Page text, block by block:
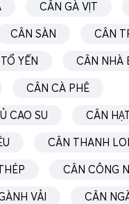
hiệu quả quản lý và
CÂN GÀ VỊT
CÂN SÀN CÂN
YẾN CÂN NHÀ
CÂN CÀ PHÊ
CAO SU CÂN
CÂN THANH
CÂN CÔNG
VẢI CÂN